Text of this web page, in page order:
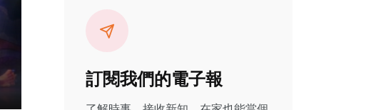
訂閱我們的電子報